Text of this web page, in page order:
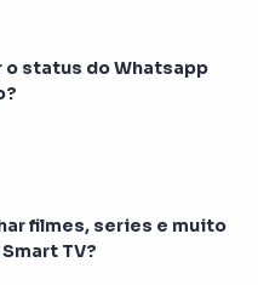
o status do Whatsapp
filmes, series e muito
TV?